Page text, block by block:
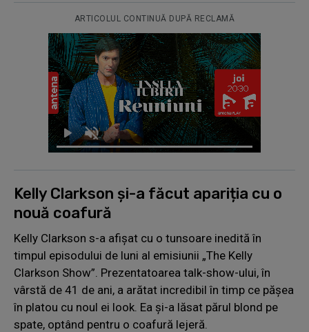
ARTICOLUL CONTINUĂ DUPĂ RECLAMĂ
Kelly Clarkson și-a făcut apariția cu o
nouă coafură
Kelly Clarkson s-a afișat cu o tunsoare inedită în
timpul episodului de luni al emisiunii „The Kelly
Clarkson Show”. Prezentatoarea talk-show-ului, în
vârstă de 41 de ani, a arătat incredibil în timp ce pășea
în platou cu noul ei look. Ea și-a lăsat părul blond pe
spate, optând pentru o coafură lejeră.